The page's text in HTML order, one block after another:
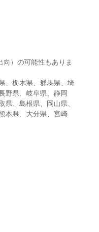
）の可能性もありま
、栃木県、群馬県、埼
野県、岐阜県、静岡
、島根県、岡山県、
本県、大分県、宮崎